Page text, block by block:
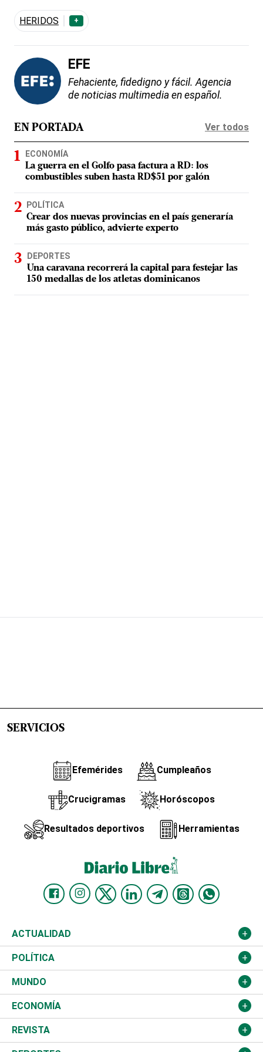
HERIDOS +
EFE
Fehaciente, fidedigno y fácil. Agencia
de noticias multimedia en español.
EN PORTADA Ver todos
ECONOMÍA
La guerra en el Golfo pasa factura a RD: los
combustibles suben hasta RD$51 por galón
POLÍTICA
Crear dos nuevas provincias en el país generaría
más gasto público, advierte experto
DEPORTES
Una caravana recorrerá la capital para festejar las
150 medallas de los atletas dominicanos
SERVICIOS
Efemérides Cumpleaños
Crucigramas Horóscopos
Resultados deportivos Herramientas
ACTUALIDAD
Nacional
Ciudad
Educación
Salud
POLÍTICA
Partidos
JCE
TSE
MUNDO
Estados Unidos
América Latina
ECONOMÍA
Finanzas
REVISTA